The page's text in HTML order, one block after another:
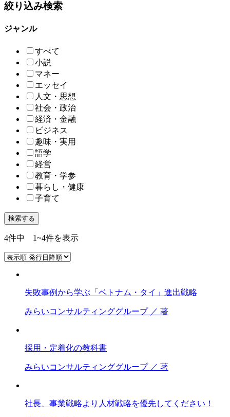
絞り込み検索
ジャンル
すべて
小説
マネー
エッセイ
人文・思想
社会・政治
経済・金融
ビジネス
趣味・実用
語学
経営
教育・学参
暮らし・健康
子育て
検索する
4件中 1~4件を表示
失敗事例から学ぶ「ベトナム・タイ」進出戦略
みらいコンサルティンググループ ／ 著
採用・定着化の教科書
みらいコンサルティンググループ ／ 著
社長、事業戦略より人材戦略を優先してください！